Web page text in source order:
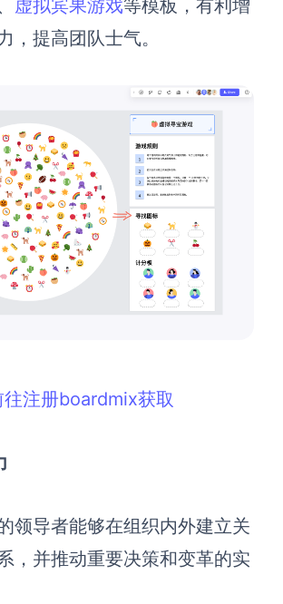
申请试用
细功能指南和技术支持
享社区
意灵感与高效协作技巧
虚拟宾果游戏等模板，有利增
，提高团队士气。
往注册boardmix获取
领导者能够在组织内外建立关
，并推动重要决策和变革的实